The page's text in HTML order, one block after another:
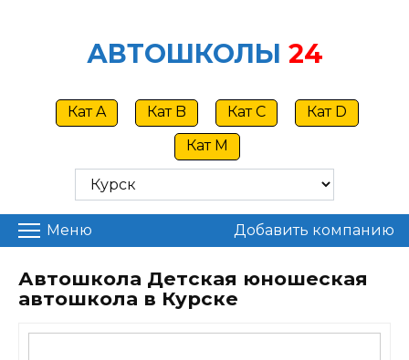
АВТОШКОЛЫ 24
Кат A Кат B Кат C
Кат D
Кат M
Меню Добавить компанию
Автошкола Детская юношеская
автошкола в Курске